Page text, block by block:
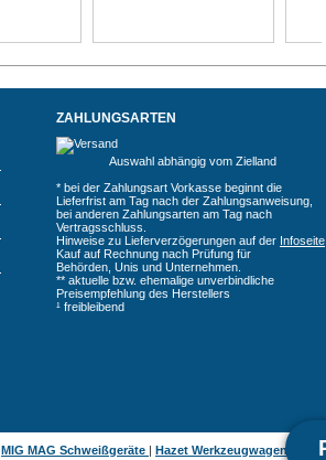
ZAHLUNGSARTEN
Auswahl abhängig vom Zielland
* bei der Zahlungsart Vorkasse beginnt die
Lieferfrist am Tag nach der Zahlungsanweisung,
bei anderen Zahlungsarten am Tag nach
Vertragsschluss.
Hinweise zu Lieferverzögerungen auf der Infoseite
Kauf auf Rechnung nach Prüfung für
Behörden, Unis und Unternehmen.
** aktuelle bzw. ehemalige unverbindliche
Preisempfehlung des Herstellers
¹ freibleibend
MIG MAG Schweißgeräte | Hazet Werkzeugwagen